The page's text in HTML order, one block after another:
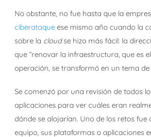
No obstante, no fue hasta que la
ciberataqueese mismo año cuando la
sobre la cloudse hizo más fácil: la
que “renovar la infraestructura, que es
operación, se transformó en un tema de
Se comenzó por una revisión de todos
aplicaciones para ver cuáles eran
dónde se alojarían. Uno de los retos fue
equipo, sus plataformas o aplicaciones